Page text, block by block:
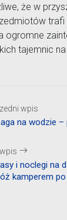
że w
ogromne
tajemnic na
wpis
na wodzie –
i noclegi na
kamperem po